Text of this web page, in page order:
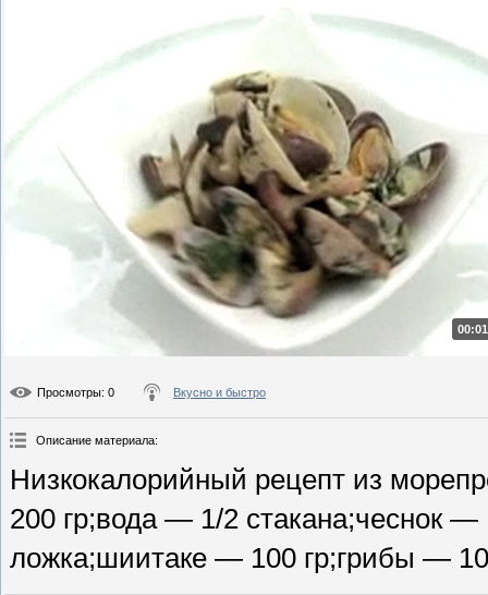
Просмотры: 0 Вкусно и быстро
Описание материала:
Низкокалорийный рецепт из
200 гр;вода — 1/2 стакана;чеснок
ложка;шиитаке — 100 гр;грибы —